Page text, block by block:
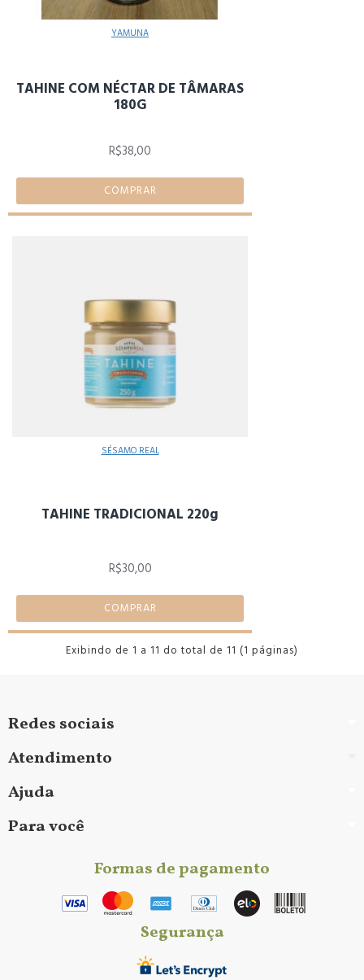
YAMUNA
TAHINE COM NÉCTAR DE TÂMARAS
180G
R$38,00
COMPRAR
SÉSAMO REAL
TAHINE TRADICIONAL 220g
R$30,00
COMPRAR
Exibindo de 1 a 11 do total de 11 (1 páginas)
Redes sociais
Atendimento
Ajuda
Para você
Formas de pagamento
Segurança